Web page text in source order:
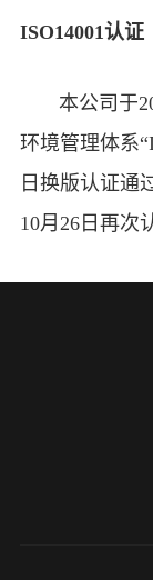
ISO14001认证
本公司于
环境管理体系
日换版认证通
10月26日再次